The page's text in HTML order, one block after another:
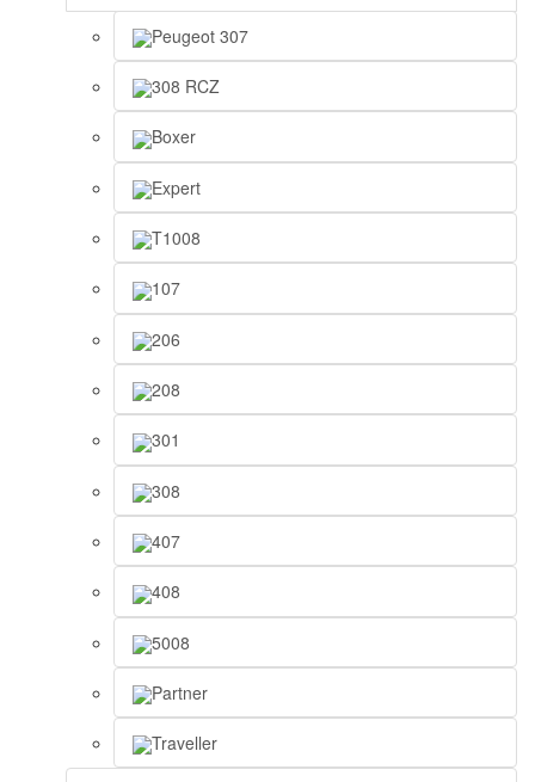
Peugeot 307
308 RCZ
Boxer
Expert
T1008
107
206
208
301
308
407
408
5008
Partner
Traveller